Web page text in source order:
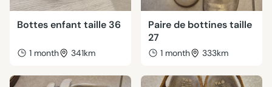
Bottes enfant taille 36
1 month 341km
Paire de bottines taille
27
1 month 333km